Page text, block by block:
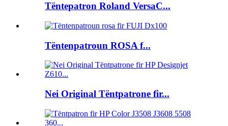
Tëntepatron Roland VersaC...
Tëntenpatroun ROSA f...
Nei Original Tëntpatrone fir...